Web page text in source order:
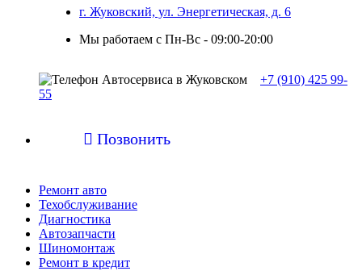
г. Жуковский, ул. Энергетическая, д. 6
Мы работаем с Пн-Вc - 09:00-20:00
+7 (910) 425 99-
55
 Позвонить
Ремонт авто
Техобслуживание
Диагностика
Автозапчасти
Шиномонтаж
Ремонт в кредит